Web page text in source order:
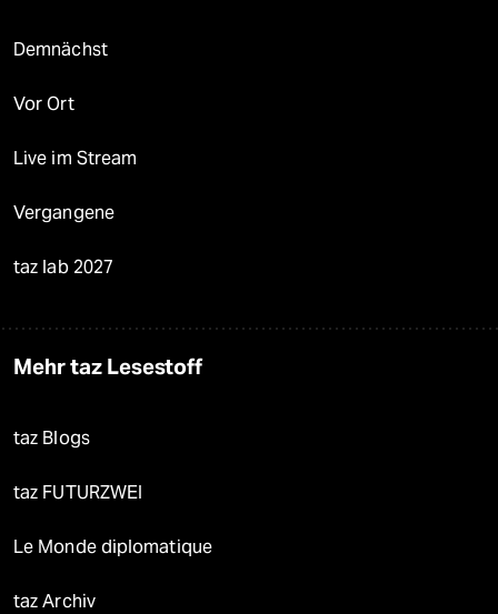
Demnächst
Vor Ort
Live im Stream
Vergangene
taz lab 2027
Mehr taz Lesestoff
taz Blogs
taz FUTURZWEI
Le Monde diplomatique
taz Archiv